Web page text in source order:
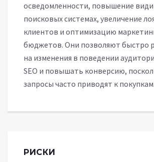
осведомленности, повышение
поисковых системах, увеличение
клиентов и оптимизацию
бюджетов. Они позволяют быстро
на изменения в поведении
SEO и повышать конверсию,
запросы часто приводят к покупкам.
РИСКИ